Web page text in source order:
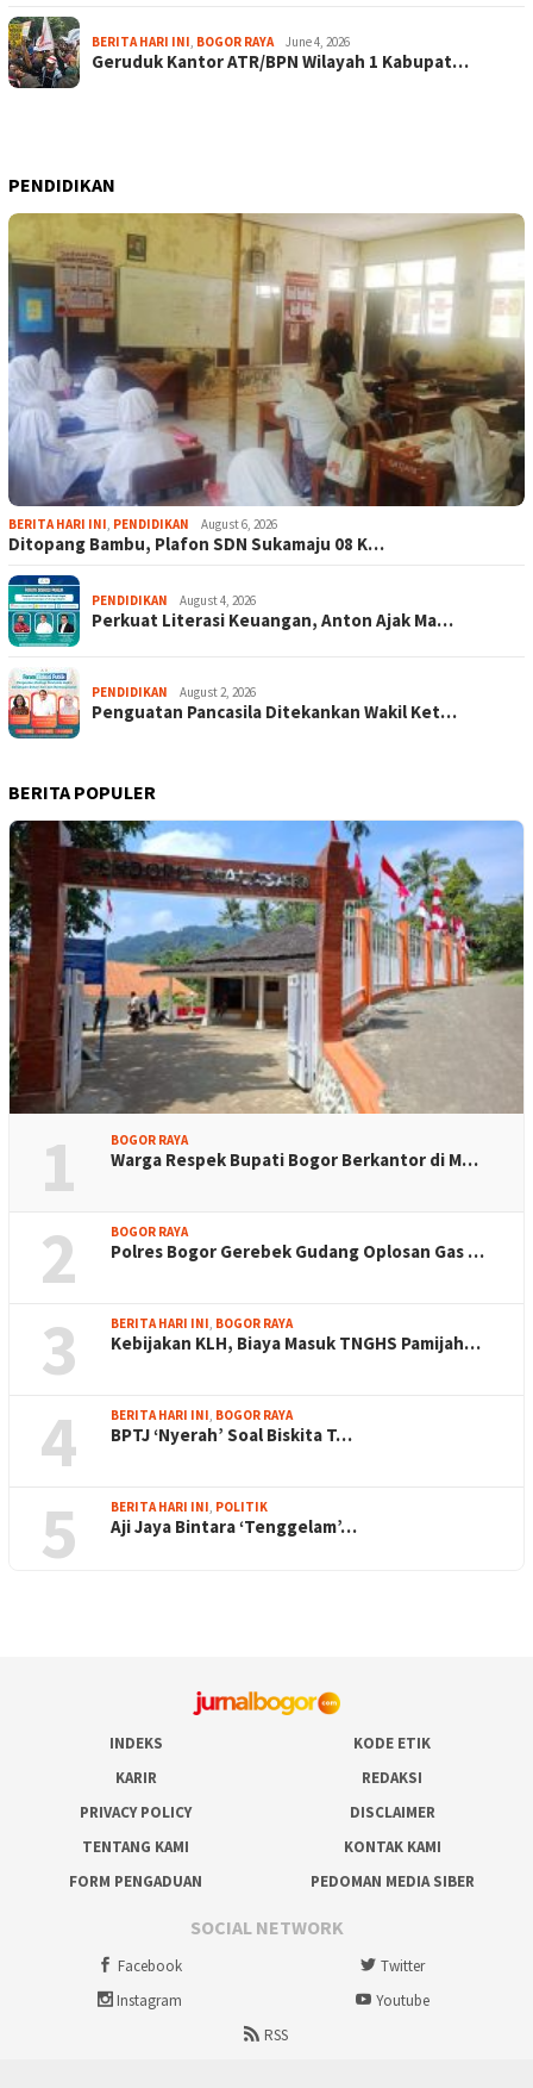
BERITA HARI INI, BOGOR RAYA June 4, 2026
Geruduk Kantor ATR/BPN Wilayah 1 Kabupat…
PENDIDIKAN
BERITA HARI INI, PENDIDIKAN August 6, 2026
Ditopang Bambu, Plafon SDN Sukamaju 08 K…
PENDIDIKAN August 4, 2026
Perkuat Literasi Keuangan, Anton Ajak Ma…
PENDIDIKAN August 2, 2026
Penguatan Pancasila Ditekankan Wakil Ket…
BERITA POPULER
1 BOGOR RAYA
Warga Respek Bupati Bogor Berkantor di M…
2 BOGOR RAYA
Polres Bogor Gerebek Gudang Oplosan Gas …
3 BERITA HARI INI, BOGOR RAYA
Kebijakan KLH, Biaya Masuk TNGHS Pamijah…
4 BERITA HARI INI, BOGOR RAYA
BPTJ ‘Nyerah’ Soal Biskita T…
5 BERITA HARI INI, POLITIK
Aji Jaya Bintara ‘Tenggelam’…
INDEKS
KODE ETIK
KARIR
REDAKSI
PRIVACY POLICY
DISCLAIMER
TENTANG KAMI
KONTAK KAMI
FORM PENGADUAN
PEDOMAN MEDIA SIBER
SOCIAL NETWORK
Facebook
Twitter
Instagram
Youtube
RSS